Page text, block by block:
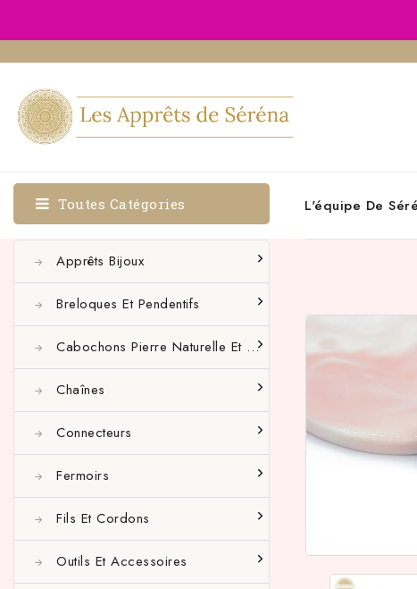
L'équipe De
Toutes Catégories
Apprêts Bijoux
Perles À Écraser Et
Terminaisons De
Rallonge
Breloques Et Pendentifs
Cabochons Pierre Naturelle Et Autres
Chaînes
Connecteurs
Connecteurs Bases
Fermoirs
Fils Et Cordons
Outils Et Accessoires